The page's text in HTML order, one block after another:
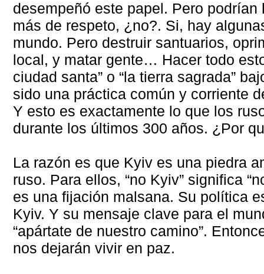
desempeñó este papel. Pero
más de respeto, ¿no?. Si, hay
mundo. Pero destruir santuarios,
local, y matar gente… Hacer todo
ciudad santa” o “la tierra sagrada”
sido una práctica común y corriente
Y esto es exactamente lo que los
durante los últimos 300 años. ¿Por
La razón es que Kyiv es una piedra
ruso. Para ellos, “no Kyiv” significa
es una fijación malsana. Su política
Kyiv. Y su mensaje clave para el
“apártate de nuestro camino”.
nos dejarán vivir en paz.